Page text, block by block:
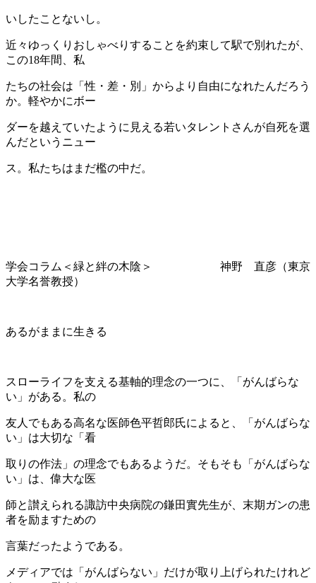
いしたことないし。
近々ゆっくりおしゃべりすることを約束して駅で別れたが、
この18年間、私
たちの社会は「性・差・別」からより自由になれたんだろう
か。軽やかにボー
ダーを越えていたように見える若いタレントさんが自死を選
んだというニュー
ス。私たちはまだ檻の中だ。
学会コラム＜緑と絆の木陰＞ 神野 直彦（東京
大学名誉教授）
あるがままに生きる
スローライフを支える基軸的理念の一つに、「がんばらな
い」がある。私の
友人でもある高名な医師色平哲郎氏によると、「がんばらな
い」は大切な「看
取りの作法」の理念でもあるようだ。そもそも「がんばらな
い」は、偉大な医
師と讃えられる諏訪中央病院の鎌田實先生が、末期ガンの患
者を励ますための
言葉だったようである。
メディアでは「がんばらない」だけが取り上げられたけれど